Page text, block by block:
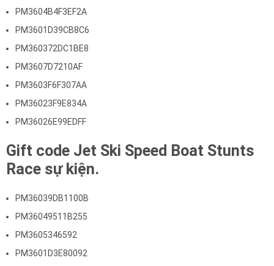
PM3604B4F3EF2A
PM3601D39CB8C6
PM360372DC1BE8
PM3607D7210AF
PM3603F6F307AA
PM36023F9E834A
PM36026E99EDFF
Gift code Jet Ski Speed Boat Stunts
Race sự kiện.
PM36039DB1100B
PM36049511B255
PM3605346592
PM3601D3E80092